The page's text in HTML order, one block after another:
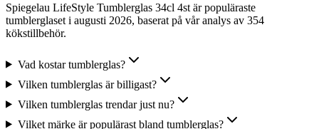
Spiegelau LifeStyle Tumblerglas 34cl 4st är populäraste
tumblerglaset i augusti 2026, baserat på vår analys av 354
kökstillbehör.
Vad kostar tumblerglas?
Vilken tumblerglas är billigast?
Vilken tumblerglas trendar just nu?
Vilket märke är populärast bland tumblerglas?